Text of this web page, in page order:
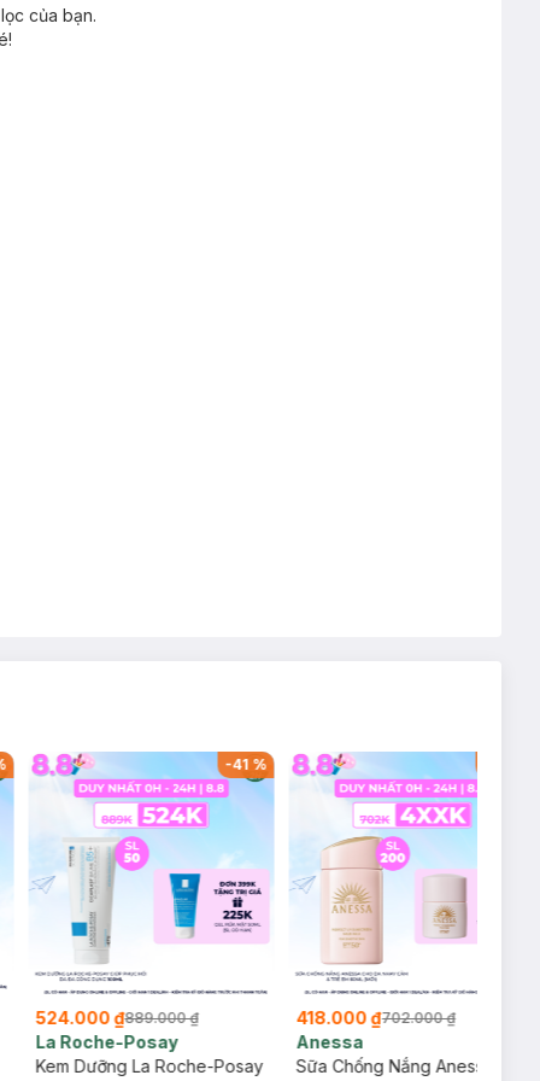
của bạn.
-41 %
524.000 ₫889.000 ₫
La Roche-Posay
Kem Dưỡng La Roche-Posay
418.000 ₫702.000 ₫
Anessa
Sữa Chống Nắng Anessa